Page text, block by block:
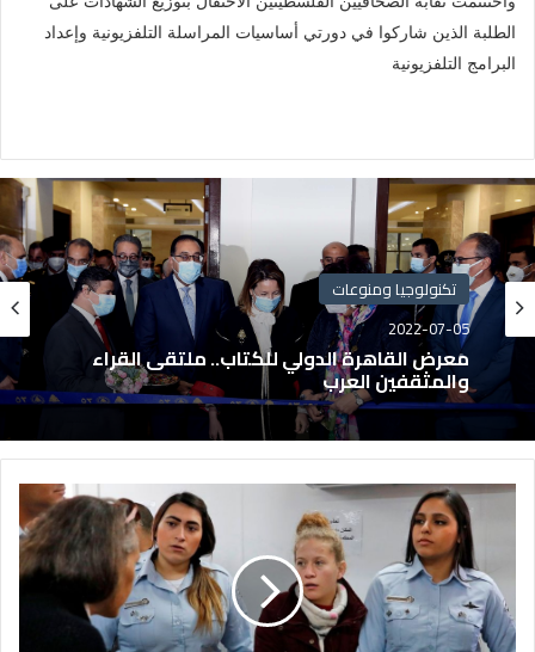
الطلبة الذين شاركوا في دورتي أساسيات المراسلة التلفزيونية وإعداد
البرامج التلفزيونية
تكنولوجيا ومنوعات
2022-07-05
معرض القاهرة الدولي للكتاب.. ملتقى القراء
والمثقفين العرب